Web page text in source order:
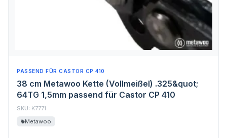
PASSEND FÜR CASTOR CP 410
38 cm Metawoo Kette (Vollmeißel) .325&quot;
64TG 1,5mm passend für Castor CP 410
SKU: K7771
Metawoo